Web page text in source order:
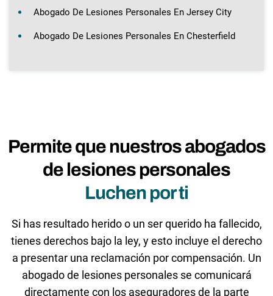
Abogado De Lesiones Personales En Jersey City
Abogado De Lesiones Personales En Chesterfield
Permite que nuestros abogados
de lesiones personales
Luchen por ti
Si has resultado herido o un ser querido ha fallecido,
tienes derechos bajo la ley, y esto incluye el derecho
a presentar una reclamación por compensación. Un
abogado de lesiones personales se comunicará
directamente con los aseguradores de la parte